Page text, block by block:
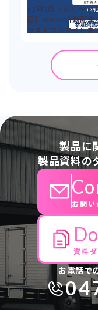
12月2日（火）～12
信】WMS×自動配車
ラストワンマイルま
製品に
製品資料の
お問い
資料
お電話で